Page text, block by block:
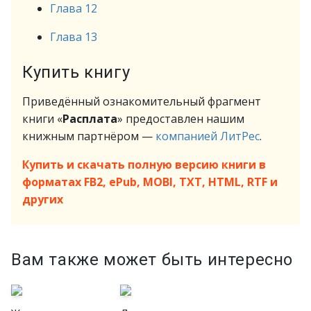
Глава 12
Глава 13
Купить книгу
Приведённый ознакомительный фрагмент
книги «Расплата» предоставлен нашим
книжным партнёром — компанией ЛитРес.
Купить и скачать полную версию книги в
форматах FB2, ePub, MOBI, TXT, HTML, RTF и
других
Вам также может быть интересно